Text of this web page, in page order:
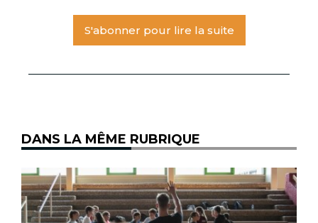
S'abonner pour lire la suite
DANS LA MÊME RUBRIQUE